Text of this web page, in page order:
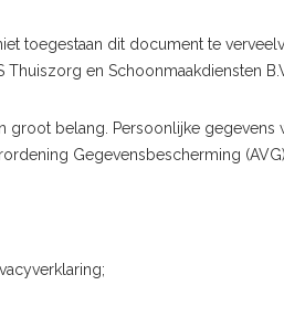
toegestaan dit document te
en Schoonmaakdiensten
groot belang. Persoonlijke
Gegevensbescherming